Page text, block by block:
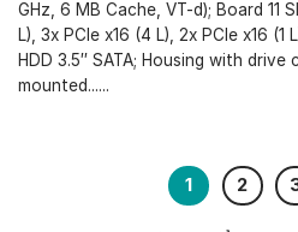
GHz, 6 MB Cache, VT-d); Board 11
L), 3x PCIe x16 (4 L), 2x PCIe x16 (1
HDD 3.5″ SATA; Housing with
mounted......
1 2